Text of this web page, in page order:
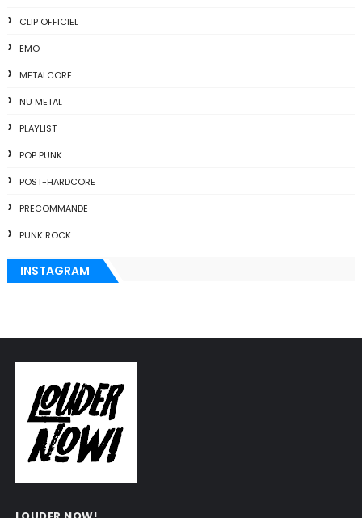
CLIP OFFICIEL
EMO
METALCORE
NU METAL
PLAYLIST
POP PUNK
POST-HARDCORE
PRECOMMANDE
PUNK ROCK
INSTAGRAM